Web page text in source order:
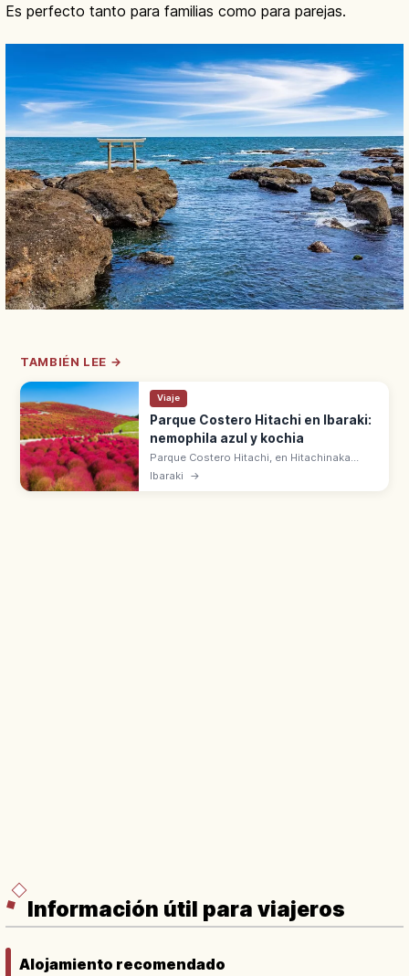
Es perfecto tanto para familias como para parejas.
TAMBIÉN LEE →
Viaje
Parque Costero Hitachi en Ibaraki:
nemophila azul y kochia
Parque Costero Hitachi, en Hitachinaka
(Ibaraki), abarca 350 ha con colinas de
Ibaraki →
Información útil para viajeros
Alojamiento recomendado